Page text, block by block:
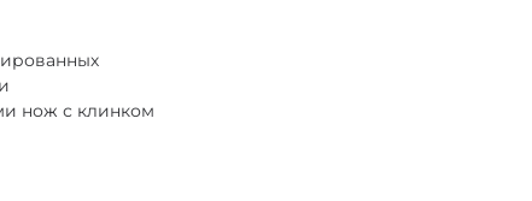
нож с клинком